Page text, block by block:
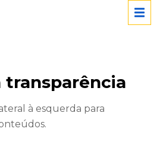
transparência
à esquerda para